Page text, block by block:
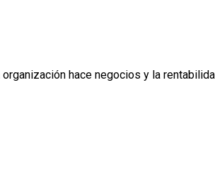
hace negocios y la